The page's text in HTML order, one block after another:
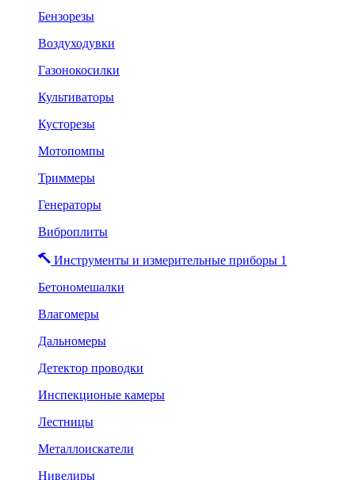
Бензорезы
Воздуходувки
Газонокосилки
Культиваторы
Кусторезы
Мотопомпы
Триммеры
Генераторы
Виброплиты
Инструменты и измерительные приборы 1
Бетономешалки
Влагомеры
Дальномеры
Детектор проводки
Инспекционые камеры
Лестницы
Металлоискатели
Нивелиры